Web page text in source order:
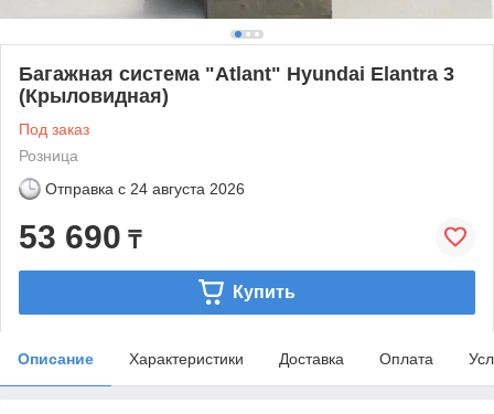
Багажная система "Atlant" Hyundai Elantra 3
(Крыловидная)
Под заказ
Розница
Отправка с 24 августа 2026
53 690 ₸
Купить
Описание Характеристики Доставка Оплата